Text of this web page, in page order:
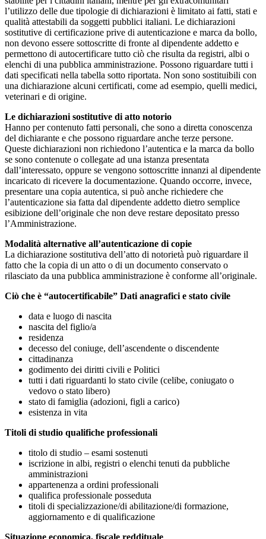
l’utilizzo delle due tipologie di dichiarazioni è limitato ai fatti, stati e
qualità attestabili da soggetti pubblici italiani. Le dichiarazioni
sostitutive di certificazione prive di autenticazione e marca da bollo,
non devono essere sottoscritte di fronte al dipendente addetto e
permettono di autocertificare tutto ciò che risulta da registri, albi o
elenchi di una pubblica amministrazione. Possono riguardare tutti i
dati specificati nella tabella sotto riportata. Non sono sostituibili con
una dichiarazione alcuni certificati, come ad esempio, quelli medici,
veterinari e di origine.
Le dichiarazioni sostitutive di atto notorio
Hanno per contenuto fatti personali, che sono a diretta conoscenza
del dichiarante e che possono riguardare anche terze persone.
Queste dichiarazioni non richiedono l’autentica e la marca da bollo
se sono contenute o collegate ad una istanza presentata
dall’interessato, oppure se vengono sottoscritte innanzi al dipendente
incaricato di ricevere la documentazione. Quando occorre, invece,
presentare una copia autentica, si può anche richiedere che
l’autenticazione sia fatta dal dipendente addetto dietro semplice
esibizione dell’originale che non deve restare depositato presso
l’Amministrazione.
Modalità alternative all’autenticazione di copie
La dichiarazione sostitutiva dell’atto di notorietà può riguardare il
fatto che la copia di un atto o di un documento conservato o
rilasciato da una pubblica amministrazione è conforme all’originale.
Ciò che è “autocertificabile” Dati anagrafici e stato civile
data e luogo di nascita
nascita del figlio/a
residenza
decesso del coniuge, dell’ascendente o discendente
cittadinanza
godimento dei diritti civili e Politici
tutti i dati riguardanti lo stato civile (celibe, coniugato o
vedovo o stato libero)
stato di famiglia (adozioni, figli a carico)
esistenza in vita
Titoli di studio qualifiche professionali
titolo di studio – esami sostenuti
iscrizione in albi, registri o elenchi tenuti da pubbliche
amministrazioni
appartenenza a ordini professionali
qualifica professionale posseduta
titoli di specializzazione/di abilitazione/di formazione,
aggiornamento e di qualificazione